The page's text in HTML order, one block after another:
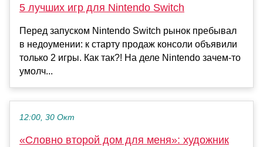
5 лучших игр для Nintendo Switch
Перед запуском Nintendo Switch рынок пребывал
в недоумении: к старту продаж консоли объявили
только 2 игры. Как так?! На деле Nintendo зачем-то
умолч...
12:00, 30 Окт
«Словно второй дом для меня»: художник